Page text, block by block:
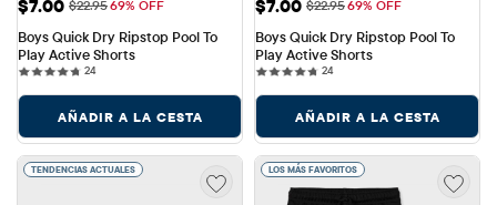
Precio de venta: $7.00
$7.00 Precio original: $22.95
$22.9569% OFF
Boys Quick Dry Ripstop Pool To
Play Active Shorts
2424 reviews
AÑADIR A LA CESTA
Precio de venta: $7.00
$7.00 Precio original: $22.95
$22.9569% OFF
Boys Quick Dry Ripstop Pool To
Play Active Shorts
2424 reviews
AÑADIR A LA CESTA
TENDENCIAS ACTUALES LOS MÁS FAVORITOS